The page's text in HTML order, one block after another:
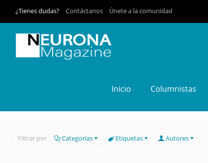
¿Tienes dudas? Contáctanos Únete a la comunidad
Inicio Columnistas
Filtrar por Categorías Etiquetas Autores